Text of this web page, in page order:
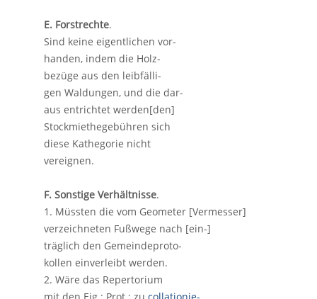
E. Forstrechte.
Sind keine eigentlichen vor-
handen, indem die Holz-
bezüge aus den leibfälli-
gen Waldungen, und die dar-
aus entrichtet werden[den]
Stockmiethegebühren sich
diese Kathegorie nicht
vereignen.
F. Sonstige Verhältnisse.
1. Müssten die vom Geometer [Vermesser]
verzeichneten Fußwege nach [ein-]
träglich den Gemeindeproto-
kollen einverleibt werden.
2. Wäre das Repertorium